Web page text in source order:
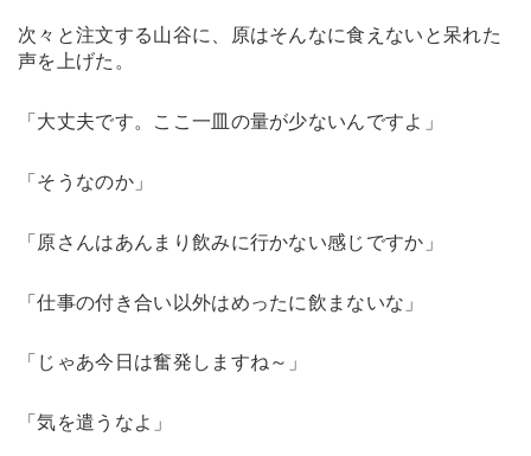
次々と注文する山谷に、原はそんなに食えないと呆れた
声を上げた。
「大丈夫です。ここ一皿の量が少ないんですよ」
「そうなのか」
「原さんはあんまり飲みに行かない感じですか」
「仕事の付き合い以外はめったに飲まないな」
「じゃあ今日は奮発しますね～」
「気を遣うなよ」